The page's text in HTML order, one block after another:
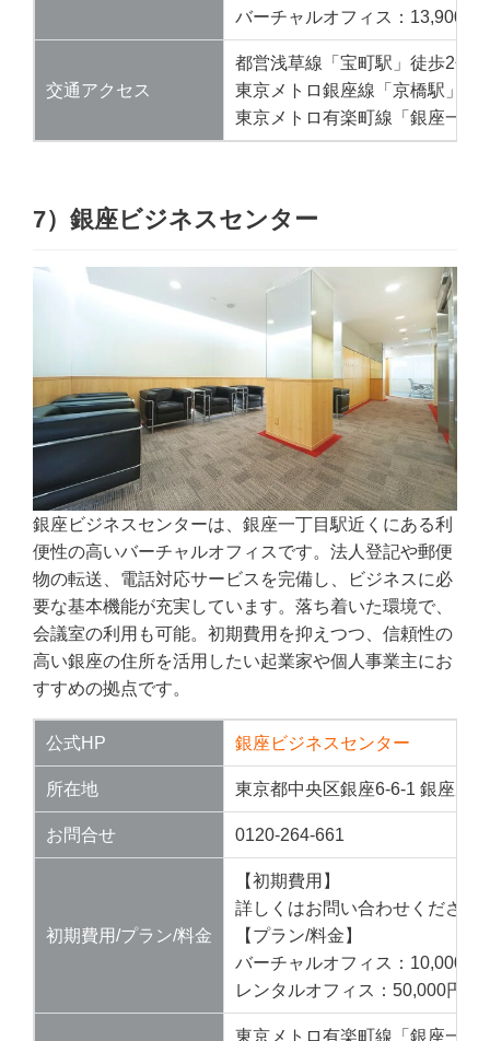
バーチャルオフィス：13,900円
交通アクセス
都営浅草線「宝町駅」徒歩2分
東京メトロ銀座線「京橋駅」徒
東京メトロ有楽町線「銀座一丁
7）銀座ビジネスセンター
銀座ビジネスセンターは、銀座一丁目駅近くにある利
便性の高いバーチャルオフィスです。法人登記や郵便
物の転送、電話対応サービスを完備し、ビジネスに必
要な基本機能が充実しています。落ち着いた環境で、
会議室の利用も可能。初期費用を抑えつつ、信頼性の
高い銀座の住所を活用したい起業家や個人事業主にお
すすめの拠点です。
公式HP 銀座ビジネスセンター
所在地 東京都中央区銀座6-6-1 銀座風
お問合せ 0120-264-661
初期費用/プラン/料金
【初期費用】
詳しくはお問い合わせください
【プラン/料金】
バーチャルオフィス：10,000円
レンタルオフィス：50,000円/月
東京メトロ有楽町線「銀座一丁